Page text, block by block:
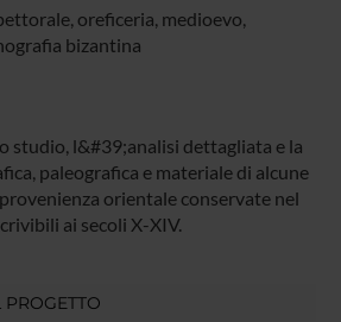
oreficeria, medioevo,
bizantina
studio, l&#39;analisi dettagliata e la
paleografica e materiale di alcune
orientale conservate nel
ai secoli X-XIV.
PROGETTO